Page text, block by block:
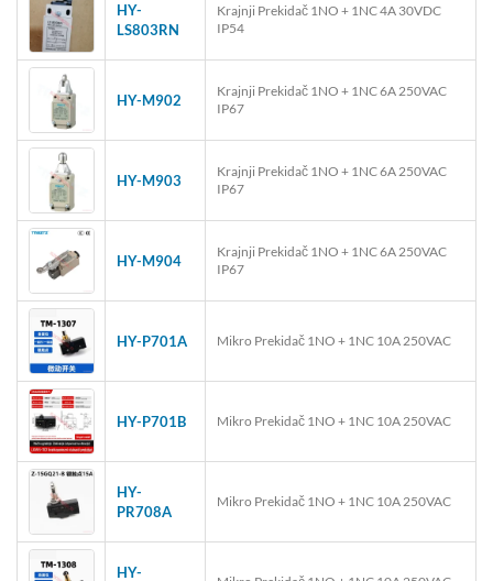
HY-
LS803RN
Krajnji Prekidač 1NO + 1NC 4A 30VDC
IP54
HY-M902
Krajnji Prekidač 1NO + 1NC 6A 250VAC
IP67
HY-M903
Krajnji Prekidač 1NO + 1NC 6A 250VAC
IP67
HY-M904
Krajnji Prekidač 1NO + 1NC 6A 250VAC
IP67
HY-P701A Mikro Prekidač 1NO + 1NC 10A 250VAC
HY-P701B Mikro Prekidač 1NO + 1NC 10A 250VAC
HY-
PR708A
Mikro Prekidač 1NO + 1NC 10A 250VAC
HY-